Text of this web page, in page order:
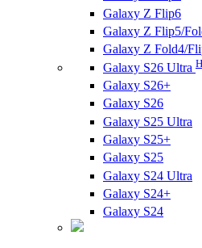
Galaxy Z Flip6
Galaxy Z Flip5/
Galaxy Z Fold4/
Galaxy S26 Ultra
Galaxy S26+
Galaxy S26
Galaxy S25 Ultra
Galaxy S25+
Galaxy S25
Galaxy S24 Ultra
Galaxy S24+
Galaxy S24